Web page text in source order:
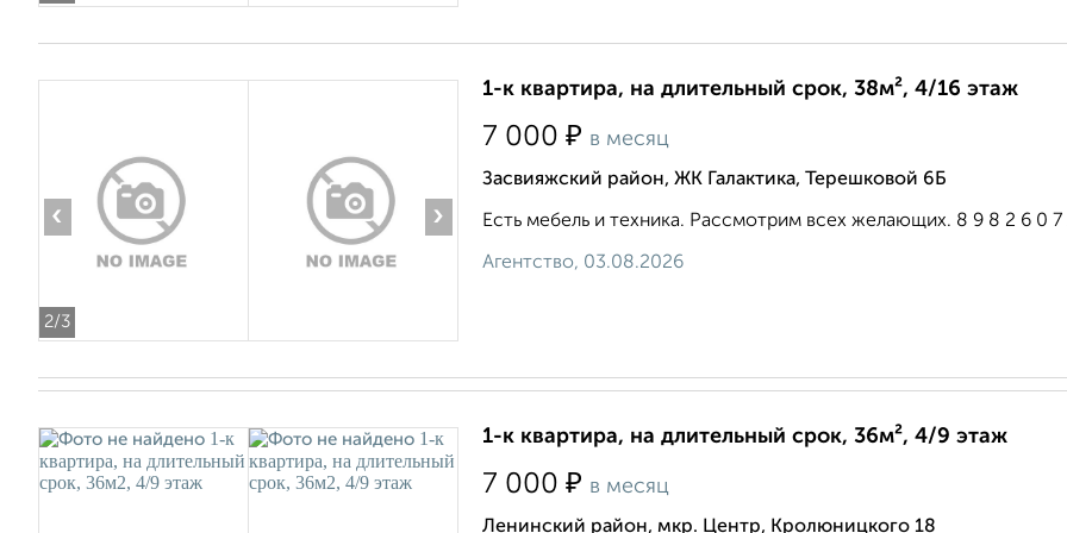
2/3
‹ ›
1-к квартира, на длительный срок, 38м², 4/16 этаж
7 000 ₽ в месяц
Засвияжский район, ЖК Галактика, Терешковой 6Б
Есть мебель и техника. Рассмотрим всех желающих. 8 9 8 2 6 0 7
Агентство, 03.08.2026
1-к квартира, на длительный срок, 36м², 4/9 этаж
7 000 ₽ в месяц
Ленинский район, мкр. Центр, Кролюницкого 18